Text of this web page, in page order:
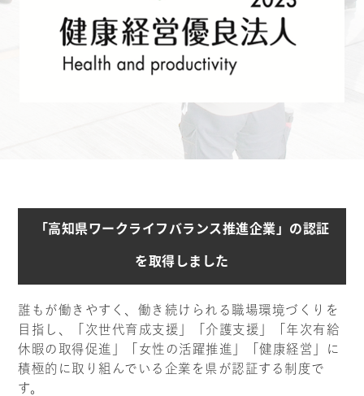
「高知県ワークライフバランス推進企業」の認証
を取得しました
誰もが働きやすく、働き続けられる職場環境づくりを
目指し、「次世代育成支援」「介護支援」「年次有給
休暇の取得促進」「女性の活躍推進」「健康経営」に
積極的に取り組んでいる企業を県が認証する制度で
す。